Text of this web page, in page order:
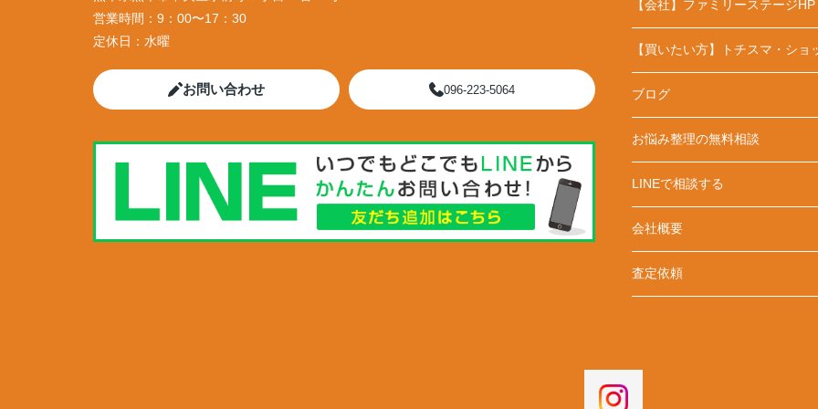
営業時間： 9：00〜17：30
定休日： 水曜
お問い合わせ 096-223-5064
【会社】ファミリーステージHP
【買いたい方】トチスマ・ショ
ブログ
お悩み整理の無料相談
LINEで相談する
会社概要
査定依頼